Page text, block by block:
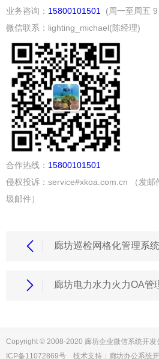
业务咨询： 15800101501 (周一至周五
微信联系：lighting_michael(陈经理)
合作热线： 15800101501
侵权投诉：service#xkoa.com.cn （发邮
圾邮件）
廊坊巡检网格化管理系
廊坊电力水力火力OA管
Copyright © 2008-2020 廊坊企业微信系统
ICP备11072869号 技术支持： 廊坊办公系统